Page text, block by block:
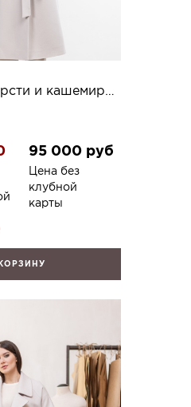
95 000 руб
Цена без
клубной
карты